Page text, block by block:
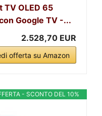
TV OLED 65
Google TV -...
2.528,70 EUR
offerta su Amazon
- SCONTO DEL 10%